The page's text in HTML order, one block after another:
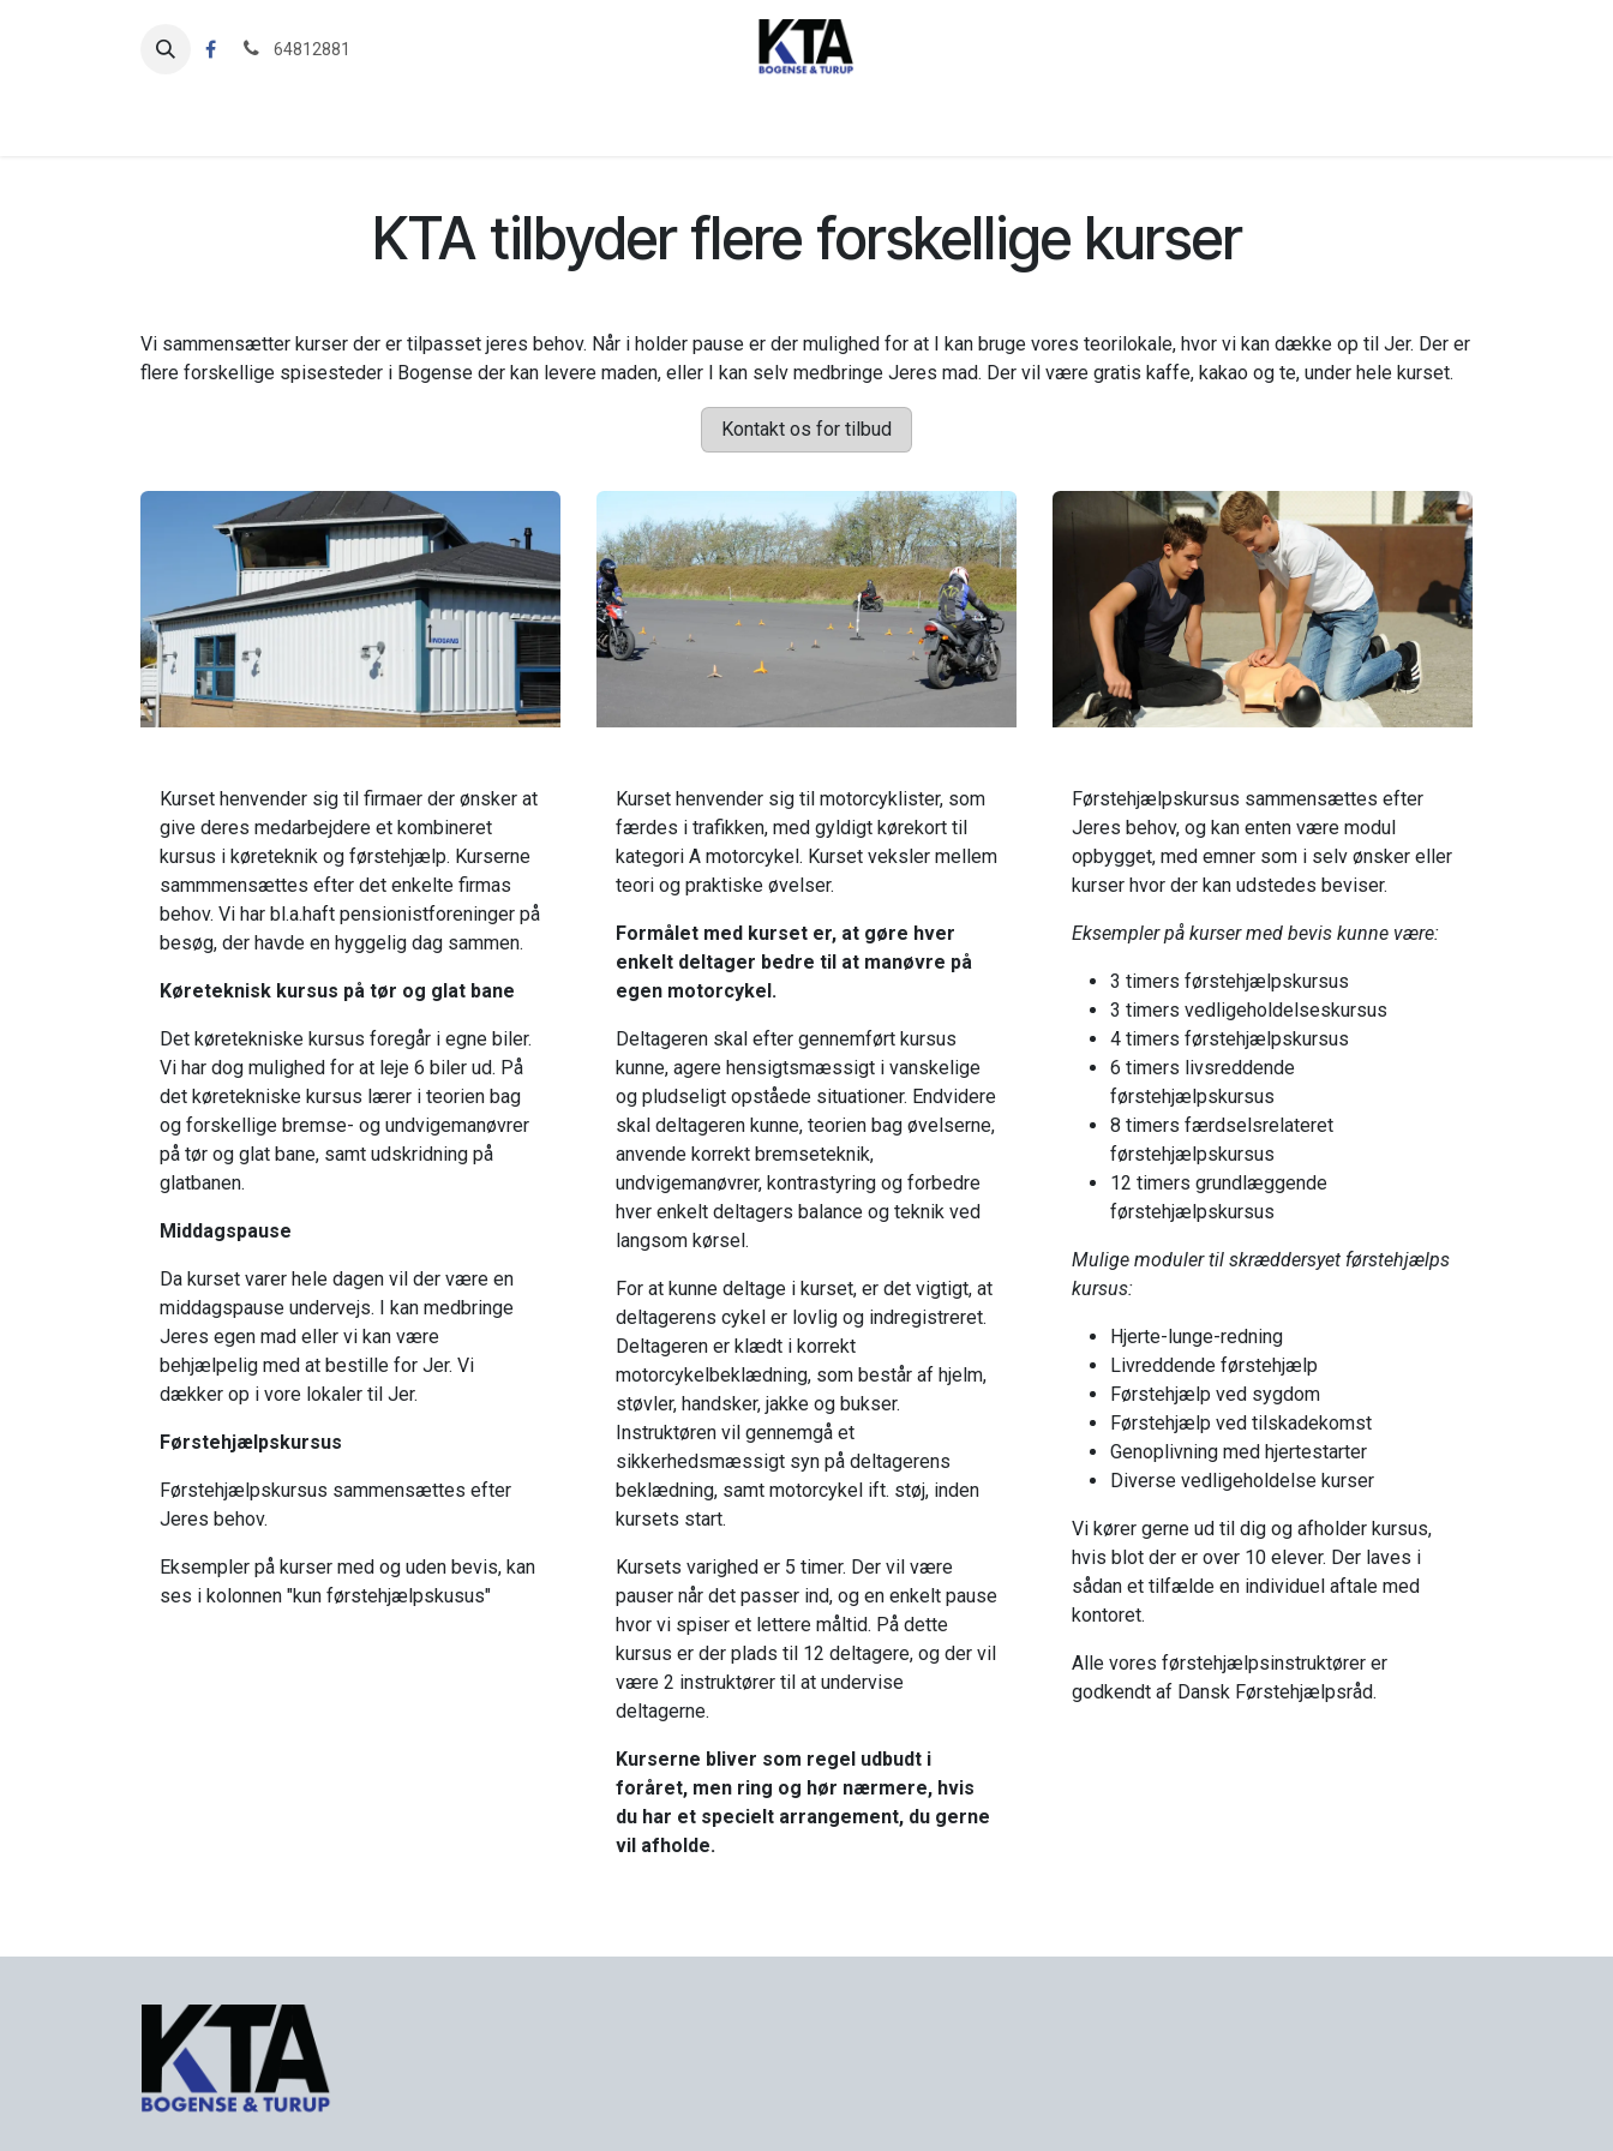
64812881
KTA tilbyder flere forskellige kurser
Vi sammensætter kurser der er tilpasset jeres behov. Når i holder pause er der mulighed for at I kan bruge vores teorilokale, hvor vi kan dække op til Jer. Der er
flere forskellige spisesteder i Bogense der kan levere maden, eller I kan selv medbringe Jeres mad. Der vil være gratis kaffe, kakao og te, under hele kurset.
Kontakt os for tilbud
Kurset henvender sig til firmaer der ønsker at
give deres medarbejdere et kombineret
kursus i køreteknik og førstehjælp. Kurserne
sammmensættes efter det enkelte firmas
behov. Vi har bl.a.haft pensionistforeninger på
besøg, der havde en hyggelig dag sammen.
Køreteknisk kursus på tør og glat bane
Det køretekniske kursus foregår i egne biler.
Vi har dog mulighed for at leje 6 biler ud. På
det køretekniske kursus lærer i teorien bag
og forskellige bremse- og undvigemanøvrer
på tør og glat bane, samt udskridning på
glatbanen.
Middagspause
Da kurset varer hele dagen vil der være en
middagspause undervejs. I kan medbringe
Jeres egen mad eller vi kan være
behjælpelig med at bestille for Jer. Vi
dækker op i vore lokaler til Jer.
Førstehjælpskursus
Førstehjælpskursus sammensættes efter
Jeres behov.
Eksempler på kurser med og uden bevis, kan
ses i kolonnen "kun førstehjælpskusus"
Kurset henvender sig til motorcyklister, som
færdes i trafikken, med gyldigt kørekort til
kategori A motorcykel. Kurset veksler mellem
teori og praktiske øvelser.
Formålet med kurset er, at gøre hver
enkelt deltager bedre til at manøvre på
egen motorcykel.
Deltageren skal efter gennemført kursus
kunne, agere hensigtsmæssigt i vanskelige
og pludseligt opståede situationer. Endvidere
skal deltageren kunne, teorien bag øvelserne,
anvende korrekt bremseteknik,
undvigemanøvrer, kontrastyring og forbedre
hver enkelt deltagers balance og teknik ved
langsom kørsel.
For at kunne deltage i kurset, er det vigtigt, at
deltagerens cykel er lovlig og indregistreret.
Deltageren er klædt i korrekt
motorcykelbeklædning, som består af hjelm,
støvler, handsker, jakke og bukser.
Instruktøren vil gennemgå et
sikkerhedsmæssigt syn på deltagerens
beklædning, samt motorcykel ift. støj, inden
kursets start.
Kursets varighed er 5 timer. Der vil være
pauser når det passer ind, og en enkelt pause
hvor vi spiser et lettere måltid. På dette
kursus er der plads til 12 deltagere, og der vil
være 2 instruktører til at undervise
deltagerne.
Kurserne bliver som regel udbudt i
foråret, men ring og hør nærmere, hvis
du har et specielt arrangement, du gerne
vil afholde.
Førstehjælpskursus sammensættes efter
Jeres behov, og kan enten være modul
opbygget, med emner som i selv ønsker eller
kurser hvor der kan udstedes beviser.
Eksempler på kurser med bevis kunne være:
3 timers førstehjælpskursus
3 timers vedligeholdelseskursus
4 timers førstehjælpskursus
6 timers livsreddende
førstehjælpskursus
8 timers færdselsrelateret
førstehjælpskursus
12 timers grundlæggende
førstehjælpskursus
Mulige moduler til skræddersyet førstehjælps
kursus:
Hjerte-lunge-redning
Livreddende førstehjælp
Førstehjælp ved sygdom
Førstehjælp ved tilskadekomst
Genoplivning med hjertestarter
Diverse vedligeholdelse kurser
Vi kører gerne ud til dig og afholder kursus,
hvis blot der er over 10 elever. Der laves i
sådan et tilfælde en individuel aftale med
kontoret.
Alle vores førstehjælpsinstruktører er
godkendt af Dansk Førstehjælpsråd.